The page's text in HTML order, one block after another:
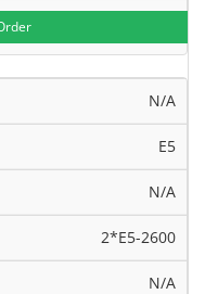
N/A
E5
N/A
2*E5-2600
N/A